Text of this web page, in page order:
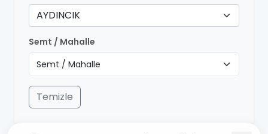
AYDINCIK
Semt / Mahalle
Temizle